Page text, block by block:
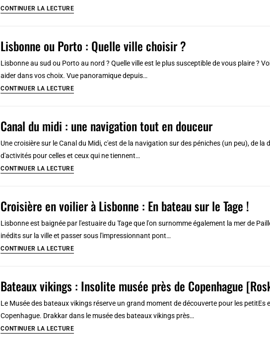
CONTINUER LA LECTUREVenir
et
Train,
transport
en
commun
Lisbonne ou Porto : Quelle ville choisir ?
Lisbonne au sud ou Porto au nord ? Quelle ville est le plus susceptible de vous plaire ?
aider dans vos choix. Vue panoramique depuis…
CONTINUER LA LECTURELisbonne
:
choisir
?
Canal du midi : une navigation tout en douceur
Une croisière sur le Canal du Midi, c'est de la navigation sur des péniches (un peu), de la
d'activités pour celles et ceux qui ne tiennent…
CONTINUER LA LECTURECanal
en
Croisière en voilier à Lisbonne : En bateau sur le Tage !
Lisbonne est baignée par l'estuaire du Tage que l'on surnomme également la mer de
inédits sur la ville et passer sous l'impressionnant pont…
CONTINUER LA LECTURECroisière
à
bateau
Bateaux vikings : Insolite musée près de Copenhague
Le Musée des bateaux vikings réserve un grand moment de découverte pour les petitEs
Copenhague. Drakkar dans le musée des bateaux vikings près…
CONTINUER LA LECTUREBateaux